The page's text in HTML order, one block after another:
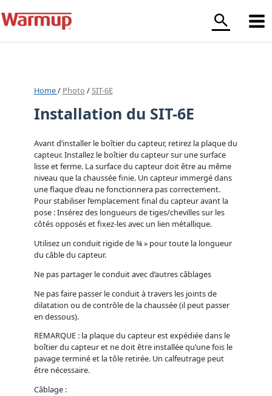
au
contenu
Home/ Photo /SIT-6E
Installation du SIT-6E
Avant d’installer le boîtier du capteur, retirez la plaque du
capteur. Installez le boîtier du capteur sur une surface
lisse et ferme. La surface du capteur doit être au même
niveau que la chaussée finie. Un capteur immergé dans
une flaque d’eau ne fonctionnera pas correctement.
Pour stabiliser l’emplacement final du capteur avant la
pose : Insérez des longueurs de tiges/chevilles sur les
côtés opposés et fixez-les avec un lien métallique.
Utilisez un conduit rigide de ¾ » pour toute la longueur
du câble du capteur.
Ne pas partager le conduit avec d’autres câblages
Ne pas faire passer le conduit à travers les joints de
dilatation ou de contrôle de la chaussée (il peut passer
en dessous).
REMARQUE : la plaque du capteur est expédiée dans le
boîtier du capteur et ne doit être installée qu’une fois le
pavage terminé et la tôle retirée. Un calfeutrage peut
être nécessaire.
Câblage :